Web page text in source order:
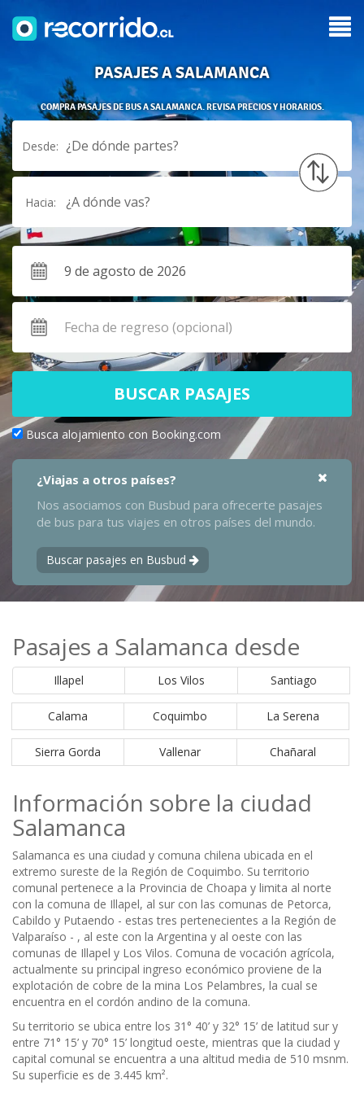
PASAJES A SALAMANCA
COMPRA PASAJES DE BUS A SALAMANCA. REVISA PRECIOS Y HORARIOS.
Desde: ¿De dónde partes?
Hacia: ¿A dónde vas?
BUSCAR PASAJES
Busca alojamiento con Booking.com
¿Viajas a otros países?
Nos asociamos con Busbud para ofrecerte pasajes
de bus para tus viajes en otros países del mundo.
Buscar pasajes en Busbud
Pasajes a Salamanca desde
Illapel Los Vilos Santiago
Calama Coquimbo La Serena
Sierra Gorda Vallenar Chañaral
Información sobre la ciudad
Salamanca
Salamanca es una ciudad y comuna chilena ubicada en el
extremo sureste de la Región de Coquimbo. Su territorio
comunal pertenece a la Provincia de Choapa y limita al norte
con la comuna de Illapel, al sur con las comunas de Petorca,
Cabildo y Putaendo - estas tres pertenecientes a la Región de
Valparaíso - , al este con la Argentina y al oeste con las
comunas de Illapel y Los Vilos. Comuna de vocación agrícola,
actualmente su principal ingreso económico proviene de la
explotación de cobre de la mina Los Pelambres, la cual se
encuentra en el cordón andino de la comuna.
Su territorio se ubica entre los 31° 40’ y 32° 15’ de latitud sur y
entre 71° 15’ y 70° 15’ longitud oeste, mientras que la ciudad y
capital comunal se encuentra a una altitud media de 510 msnm.
Su superficie es de 3.445 km².